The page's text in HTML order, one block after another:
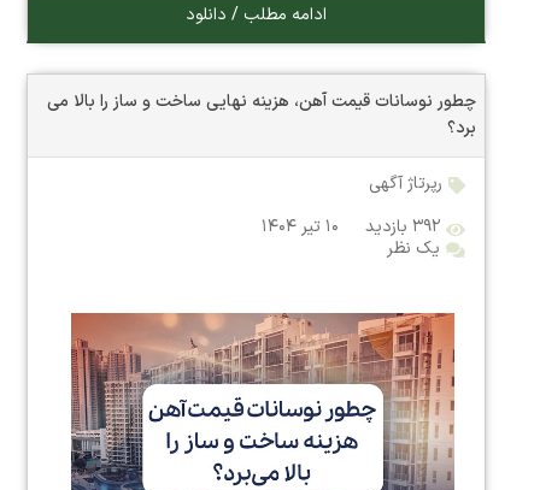
ادامه مطلب / دانلود
چطور نوسانات قیمت آهن، هزینه نهایی ساخت و ساز را بالا می
برد؟
رپرتاژ آگهی
۳۹۲ بازدید
۱۰ تیر ۱۴۰۴
یک نظر